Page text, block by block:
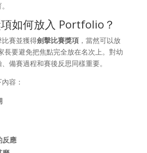
如何放入 Portfolio？
賽並獲得劍擊比賽獎項，當然可以放
長要避免把焦點完全放在名次上。對幼
備賽過程和賽後反思同樣重要。
容：
反應